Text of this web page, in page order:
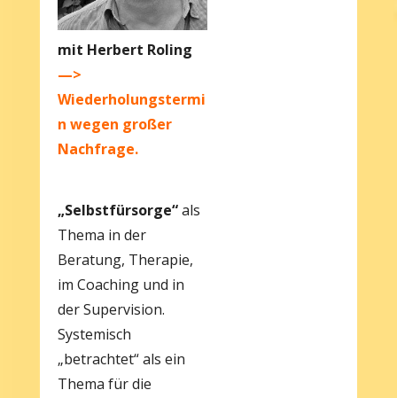
mit Herbert Roling
—>
Wiederholungstermi
n wegen großer
Nachfrage.
„Selbstfürsorge“als
Thema in der
Beratung, Therapie,
im Coaching und in
der Supervision.
Systemisch
„betrachtet“ als ein
Thema für die